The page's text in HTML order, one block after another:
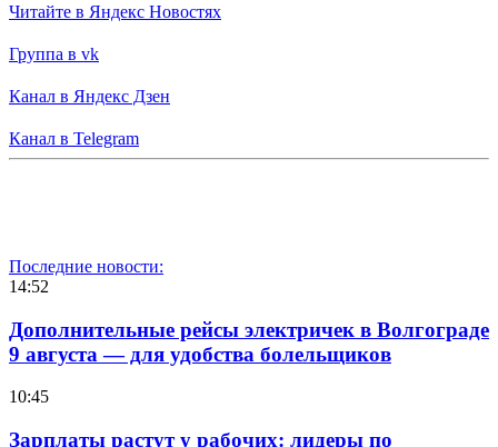
Читайте в Яндекс Новостях
Группа в vk
Канал в Яндекс Дзен
Канал в Telegram
Последние новости:
14:52
Дополнительные рейсы электричек в Волгограде
9 августа — для удобства болельщиков
10:45
Зарплаты растут у рабочих: лидеры по